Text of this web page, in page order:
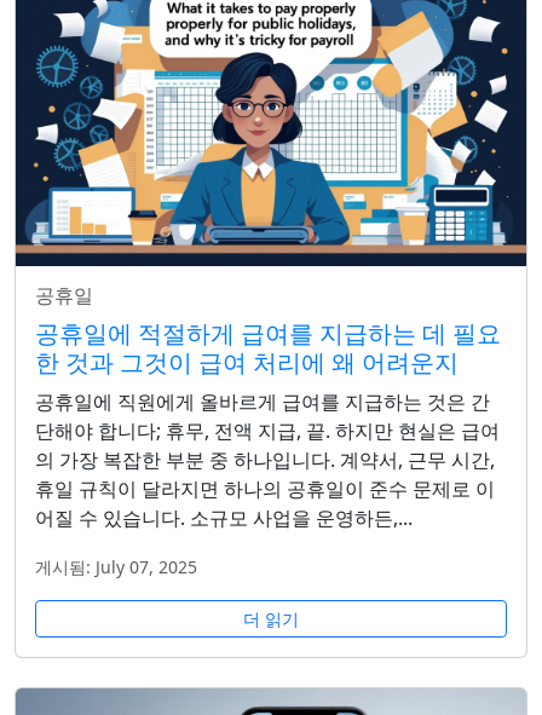
공휴일
공휴일에 적절하게 급여를 지급하는 데 필요
한 것과 그것이 급여 처리에 왜 어려운지
공휴일에 직원에게 올바르게 급여를 지급하는 것은 간
단해야 합니다; 휴무, 전액 지급, 끝. 하지만 현실은 급여
의 가장 복잡한 부분 중 하나입니다. 계약서, 근무 시간,
휴일 규칙이 달라지면 하나의 공휴일이 준수 문제로 이
어질 수 있습니다. 소규모 사업을 운영하든,...
게시됨: July 07, 2025
더 읽기